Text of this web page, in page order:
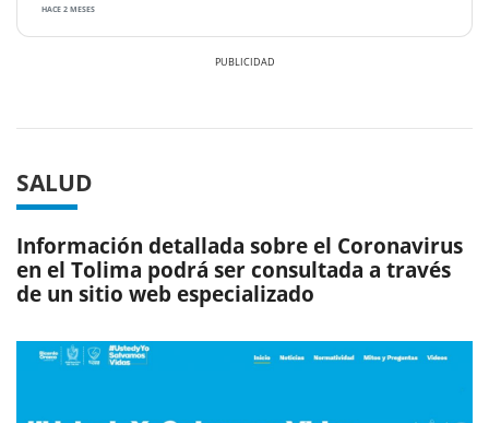
HACE 2 MESES
SALUD
Información detallada sobre el Coronavirus
en el Tolima podrá ser consultada a través
de un sitio web especializado